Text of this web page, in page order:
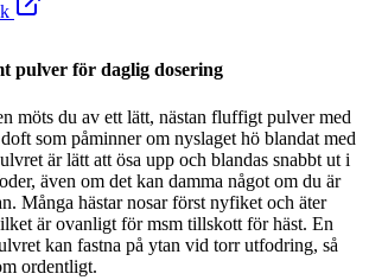
pulver för daglig dosering
möts du av ett lätt, nästan fluffigt pulver med
som påminner om nyslaget hö blandat med
är lätt att ösa upp och blandas snabbt ut i
även om det kan damma något om du är
Många hästar nosar först nyfiket och äter
är ovanligt för msm tillskott för häst. En
kan fastna på ytan vid torr utfodring, så
ordentligt.